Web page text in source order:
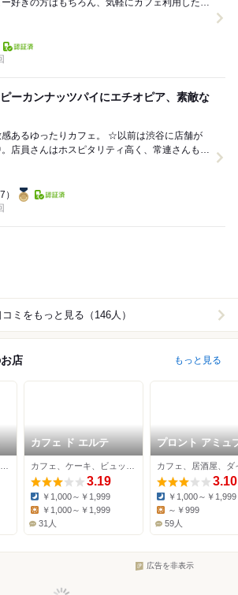
好きの方はもちろん、気軽にカフェ利用したい
ーカンナッツパイにエチオピア、素敵な
りカフェ。 ☆以前は渋谷に店舗が
店員さんはホスピタリティ高く、常連さんもき
）
コミをもっと見る（146人）
店 もっと見る
カフェ ド エルテ
3.19
Dinner:
￥1,000～￥1,999
Lunch:
￥1,000～￥1,999
31人
プロント アミュ
ザ博多店
3.10
Dinner:
￥1,000～￥1,999
Lunch:
～￥999
59人
広告を非表示